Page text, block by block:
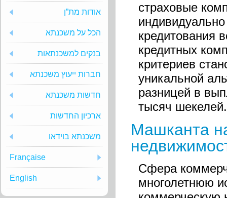
אודות מת”ן
הכל על משכנתא
בנקים למשכנתאות
חברות ייעוץ משכנתא
חדשות משכנתא
ארכיון החדשות
משכנתא בוידאו
Française
English
страховые
кредитования
кредитных
критериев
уникальной
разницей в
тысяч шекелей.
Машканта
Сфера
многолетнюю